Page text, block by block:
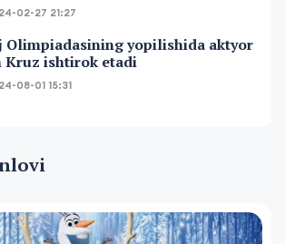
02-27 21:27
Olimpiadasining yopilishida aktyor
Kruz ishtirok etadi
08-01 15:31